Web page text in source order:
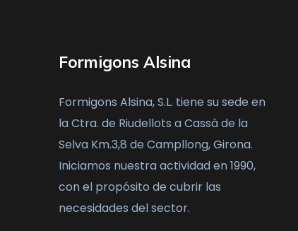
Formigons Alsina
Formigons Alsina, S.L. tiene su sede en
la Ctra. de Riudellots a Cassà de la
Selva Km.3,8 de Campllong, Girona.
Iniciamos nuestra actividad en 1990,
con el propósito de cubrir las
necesidades del sector.